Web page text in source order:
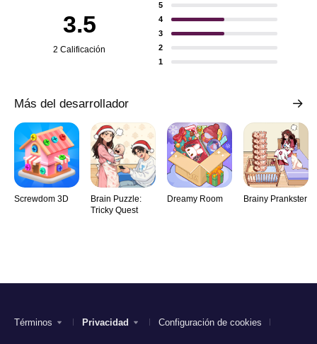
3.5
2 Calificación
5
4
3
2
1
Más del desarrollador
Screwdom 3D
Brain Puzzle:
Tricky Quest
Dreamy Room Brainy Prankster
Términos Privacidad Configuración de cookies